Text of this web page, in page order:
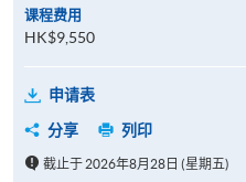
课程费用
HK$9,550
申请表
分享
列印
截止于 2026年8月28日 (星期五)